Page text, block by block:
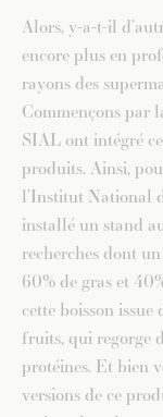
Alors, y-a-t-il
encore plus en
rayons des
Commençons par
SIAL ont intégré
produits. Ainsi,
l’Institut National
installé un stand
recherches dont
60% de gras et
cette boisson
fruits, qui regorge
protéines. Et bien
versions de ce